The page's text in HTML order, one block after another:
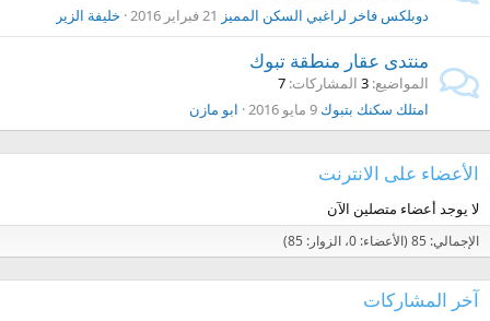
دوبلكس فاخر لراغبي السكن المميز 21 فبراير 2016 خليفة الزير
منتدى عقار منطقة تبوك
المواضيع 3 المشاركات 7
امتلك سكنك بتبوك 9 مايو 2016 ابو مازن
الأعضاء على الانترنت
لا يوجد أعضاء متصلين الآن
الإجمالي: 85 (الأعضاء: 0، الزوار: 85)
آخر المشاركات